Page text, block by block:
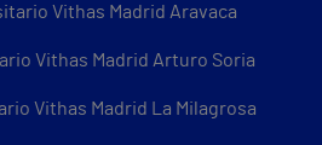
Vithas Madrid Aravaca
Vithas Madrid Arturo Soria
Vithas Madrid La Milagrosa